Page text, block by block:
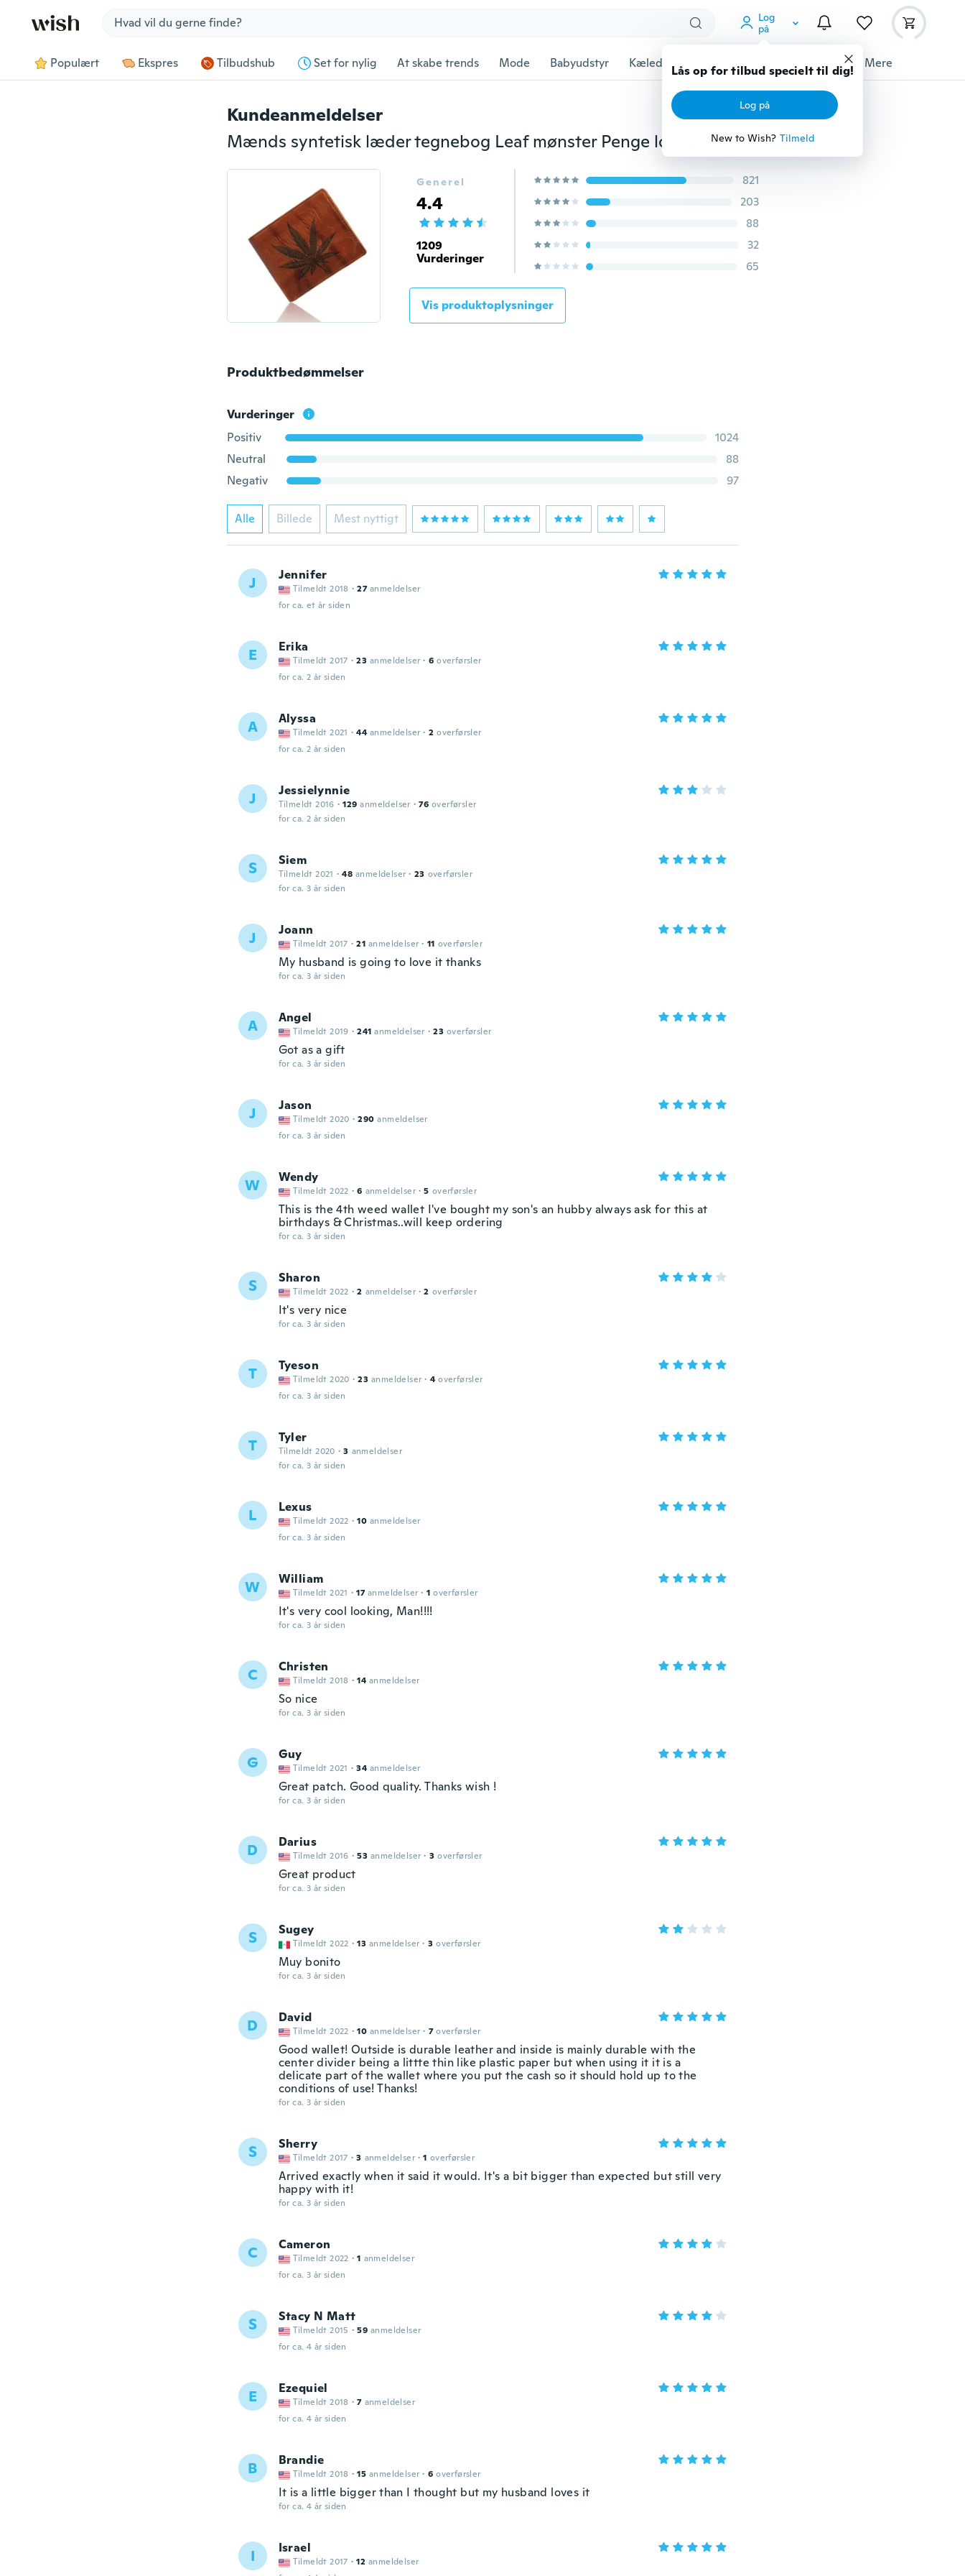
Log
på
Lås op for tilbud specielt til dig!
Log på
New to Wish? Tilmeld
Populært Ekspres Tilbudshub Set for nylig At skabe trends Mode Babyudstyr Kæledyrstilbehør Gadgets Værktøj Mere
Kundeanmeldelser
Mænds syntetisk læder tegnebog Leaf mønster Penge lommer Kredit / ID-kortholder pung kreative mandlige korte tegnebøger
Generel
4.4
1209
Vurderinger
821
203
88
32
65
Vis produktoplysninger
Produktbedømmelser
Vurderinger
Positiv
1024
Neutral
88
Negativ
97
Alle Billede Mest nyttigt
J Jennifer
Tilmeldt 2018 · 27 anmeldelser
for ca. et år siden
E Erika
Tilmeldt 2017 · 23 anmeldelser · 6 overførsler
for ca. 2 år siden
A Alyssa
Tilmeldt 2021 · 44 anmeldelser · 2 overførsler
for ca. 2 år siden
J Jessielynnie
Tilmeldt 2016 · 129 anmeldelser · 76 overførsler
for ca. 2 år siden
S Siem
Tilmeldt 2021 · 48 anmeldelser · 23 overførsler
for ca. 3 år siden
J Joann
Tilmeldt 2017 · 21 anmeldelser · 11 overførsler
My husband is going to love it thanks
for ca. 3 år siden
A Angel
Tilmeldt 2019 · 241 anmeldelser · 23 overførsler
Got as a gift
for ca. 3 år siden
J Jason
Tilmeldt 2020 · 290 anmeldelser
for ca. 3 år siden
W Wendy
Tilmeldt 2022 · 6 anmeldelser · 5 overførsler
This is the 4th weed wallet I've bought my son's an hubby always ask for this at
birthdays & Christmas..will keep ordering
for ca. 3 år siden
S Sharon
Tilmeldt 2022 · 2 anmeldelser · 2 overførsler
It's very nice
for ca. 3 år siden
T Tyeson
Tilmeldt 2020 · 23 anmeldelser · 4 overførsler
for ca. 3 år siden
T Tyler
Tilmeldt 2020 · 3 anmeldelser
for ca. 3 år siden
L Lexus
Tilmeldt 2022 · 10 anmeldelser
for ca. 3 år siden
W William
Tilmeldt 2021 · 17 anmeldelser · 1 overførsler
It's very cool looking, Man!!!!
for ca. 3 år siden
C Christen
Tilmeldt 2018 · 14 anmeldelser
So nice
for ca. 3 år siden
G Guy
Tilmeldt 2021 · 34 anmeldelser
Great patch. Good quality. Thanks wish !
for ca. 3 år siden
D Darius
Tilmeldt 2016 · 53 anmeldelser · 3 overførsler
Great product
for ca. 3 år siden
S Sugey
Tilmeldt 2022 · 13 anmeldelser · 3 overførsler
Muy bonito
for ca. 3 år siden
D David
Tilmeldt 2022 · 10 anmeldelser · 7 overførsler
Good wallet! Outside is durable leather and inside is mainly durable with the
center divider being a littte thin like plastic paper but when using it it is a
delicate part of the wallet where you put the cash so it should hold up to the
conditions of use! Thanks!
for ca. 3 år siden
S Sherry
Tilmeldt 2017 · 3 anmeldelser · 1 overførsler
Arrived exactly when it said it would. It's a bit bigger than expected but still very
happy with it!
for ca. 3 år siden
C Cameron
Tilmeldt 2022 · 1 anmeldelser
for ca. 3 år siden
S Stacy N Matt
Tilmeldt 2015 · 59 anmeldelser
for ca. 4 år siden
E Ezequiel
Tilmeldt 2018 · 7 anmeldelser
for ca. 4 år siden
B Brandie
Tilmeldt 2018 · 15 anmeldelser · 6 overførsler
It is a little bigger than I thought but my husband loves it
for ca. 4 år siden
I Israel
Tilmeldt 2017 · 12 anmeldelser